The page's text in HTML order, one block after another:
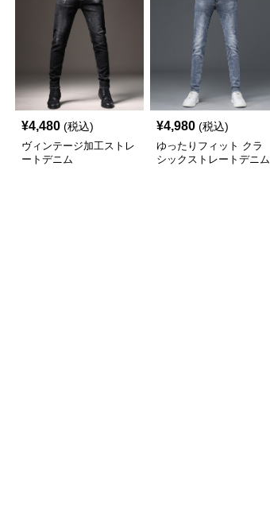
¥4,480 (税込)
ヴィンテージ加工ストレ
ートデニム
¥4,980 (税込)
ゆったりフィット クラ
シックストレートデニム